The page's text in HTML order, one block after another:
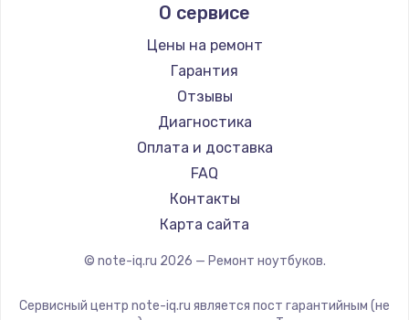
Ремонт ноутбуков Ardor
Ремонт ноутбуков Predator
Ремонт ноутбуков iru
Ремонт ноутбуков Machenike
Ремонт ноутбуков DEXP
Ремонт ноутбуков Teclast
Ремонт ноутбуков CHUWI
Ремонт ноутбуков Colorful
Alienware
Aquarius
Gigabyte
Aorus
Maibenben
Getac
Epson
Philips
LG
Thunderobot
О сервисе
Цены на ремонт
Гарантия
Отзывы
Диагностика
Оплата и доставка
FAQ
Контакты
Карта сайта
© note-iq.ru 2026 — Ремонт ноутбуков.
Сервисный центр note-iq.ru является пост гарантийным (не